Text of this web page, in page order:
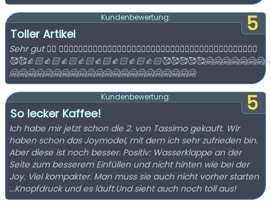
5
Kundenbewertung:
Toller Artikel
Sehr gut 👍🏻 👍🏻👍🏻👍🏻👍🏻👍🏻👍🏻👍🏻👍🏻👍🏻👍🏻👍🏻👍🏻👍🏻👍🏻👍🏻👍🏻👍🏻👍🏻👍🏻🥰👍🏻
🤗🤗🤗🤗🤗🤗🤗🤗🤗🤗🤗🤗🤗🤗🤗🤗🤗🤗🤗🤗🤗🤗
5
Kundenbewertung:
So lecker Kaffee!
Ich habe mir jetzt schon die 2. von Tassimo gekauft. Wir
haben schon das Joymodel, mit dem ich sehr zufrieden bin.
Aber diese ist noch besser. Positiv: Wasserklappe an der
Seite zum besserem Einfüllen und nicht hinten wie bei der
Joy. Viel kompakter. Man muss sie auch nicht vorher starten
...Knopfdruck und es läuft.Und sieht auch noch toll aus!